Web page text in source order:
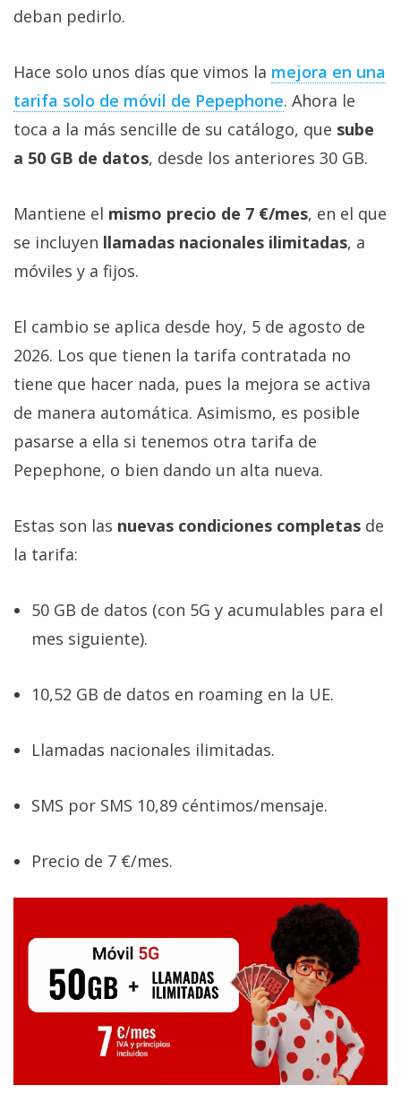
deban pedirlo.
Hace solo unos días que vimos la mejora en una
tarifa solo de móvil de Pepephone‎. Ahora le
toca a la más sencille de su catálogo, que sube
a 50 GB de datos, desde los anteriores 30 GB.
Mantiene el mismo precio de 7 €/mes, en el que
se incluyen llamadas nacionales ilimitadas, a
móviles y a fijos.
El cambio se aplica desde hoy, 5 de agosto de
2026. Los que tienen la tarifa contratada no
tiene que hacer nada, pues la mejora se activa
de manera automática. Asimismo, es posible
pasarse a ella si tenemos otra tarifa de
Pepephone, o bien dando un alta nueva.
Estas son las nuevas condiciones completas de
la tarifa:
50 GB de datos (con 5G y acumulables para el
mes siguiente).
10,52 GB de datos en roaming en la UE.
Llamadas nacionales ilimitadas.
SMS por SMS 10,89 céntimos/mensaje.
Precio de 7 €/mes.